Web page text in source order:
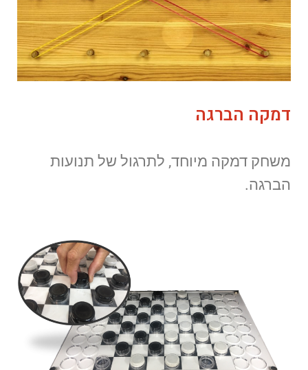
דמקה הברגה
משחק דמקה מיוחד, לתרגול של תנועות
הברגה.